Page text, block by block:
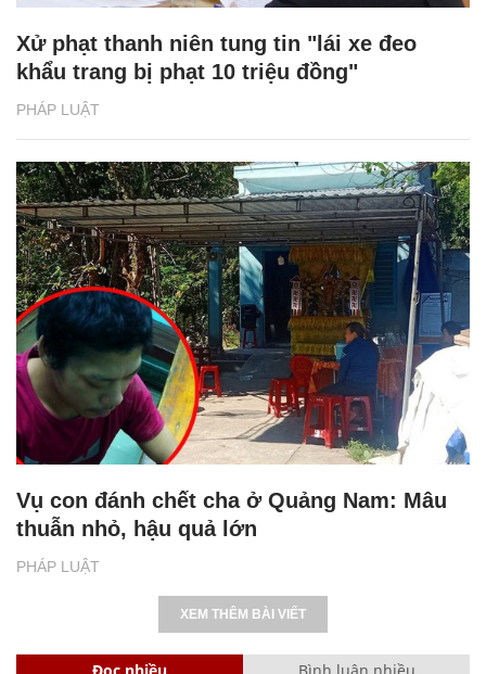
PHÁP LUẬT
Xử phạt thanh niên tung tin "lái xe đeo
khẩu trang bị phạt 10 triệu đồng"
PHÁP LUẬT
Vụ con đánh chết cha ở Quảng Nam: Mâu
thuẫn nhỏ, hậu quả lớn
XEM THÊM BÀI VIẾT
Đọc nhiều Bình luận nhiều